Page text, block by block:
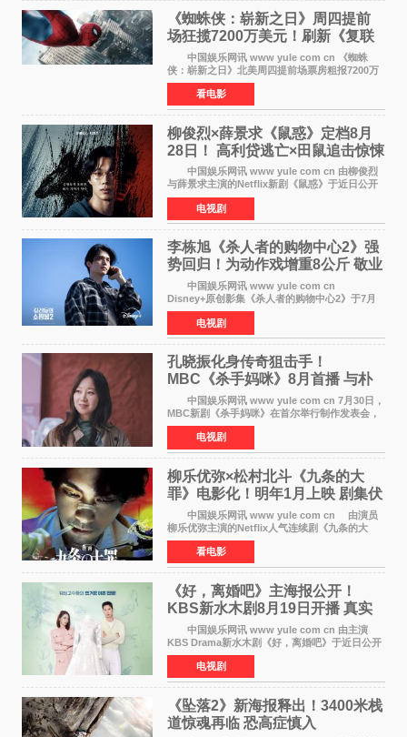
《蜘蛛侠：崭新之日》周四提前
场狂揽7200万美元！刷新《复联
4》保持影史纪录
中国娱乐网讯 www yule com cn 《蜘蛛
侠：崭新之日》北美周四提前场票房粗报7200万
美元，创下影史单片北美提前场票房新纪录——
此前该纪录由《复仇者联盟4：终局之战》的6000
万美元保持，本
看电影
柳俊烈×薛景求《鼠惑》定档8月
28日！ 高利贷逃亡×田鼠追击惊悚
来袭
中国娱乐网讯 www yule com cn 由柳俊烈
与薛景求主演的Netflix新剧《鼠惑》于近日公开
主海报，正式定档8月28日上线。 海报中，柳
俊烈与薛景求背对背站立，各自朝向相反方向，
幽暗的色调与
电视剧
李栋旭《杀人者的购物中心2》强
势回归！为动作戏增重8公斤 敬业
获赞
中国娱乐网讯 www yule com cn
Disney+原创影集《杀人者的购物中心2》于7月
22日正式上线，由男神李栋旭主演的郑进湾以2 0
完全体强势回归。该剧第一季曾被《纽约时报》
评选为全球最佳影集之一
电视剧
孔晓振化身传奇狙击手！
MBC《杀手妈咪》8月首播 与朴
恩斌展开收视对决
中国娱乐网讯 www yule com cn 7月30日，
MBC新剧《杀手妈咪》在首尔举行制作发表会，
主演孔晓振、郑准元、李相二、无真星、崔宇
成、李银泉等人一同出席，为新剧宣传造势。这
是孔晓振继《毛骨
电视剧
柳乐优弥×松村北斗《九条的大
罪》电影化！明年1月上映 剧集伏
笔将全面揭晓
中国娱乐网讯 www yule com cn 由演员
柳乐优弥主演的Netflix人气连续剧《九条的大
罪》正式宣布改编为电影，将于明年1月8日全国
上映。柳乐优弥与SixTONES松村北斗再度联
手，为观众带来这部
看电影
《好，离婚吧》主海报公开！
KBS新水木剧8月19日开播 真实
离婚体验记来袭
中国娱乐网讯 www yule com cn 由主演
KBS Drama新水木剧《好，离婚吧》于近日公开
主海报，正式进入开播倒计时。 海报中，男
女主角背对背站立，各自望向不同方向，中央的
空白与冷漠的表情
电视剧
《坠落2》新海报释出！3400米栈
道惊魂再临 恐高症慎入